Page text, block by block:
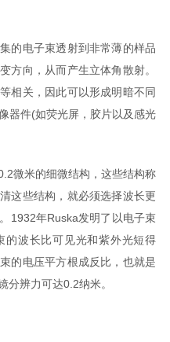
电子束透射到非常薄的样品
方向，从而产生立体角散射。
相关，因此可以形成明暗不同
器件(如荧光屏，胶片以及感光
微米的细微结构，这些结构称
这些结构，就必须选择波长更
1932年Ruska发明了以电子束
的波长比可见光和紫外光短得
的电压平方根成反比，也就是
分辨力可达0.2纳米。